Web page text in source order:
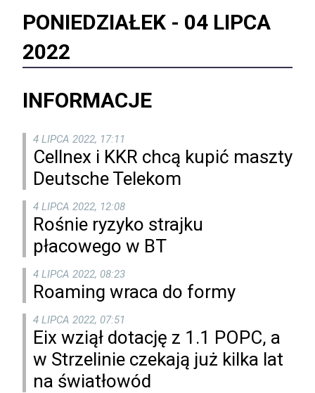
PONIEDZIAŁEK - 04 LIPCA
2022
INFORMACJE
4 LIPCA 2022, 17:11
Cellnex i KKR chcą kupić maszty
Deutsche Telekom
4 LIPCA 2022, 12:08
Rośnie ryzyko strajku
płacowego w BT
4 LIPCA 2022, 08:23
Roaming wraca do formy
4 LIPCA 2022, 07:51
Eix wziął dotację z 1.1 POPC, a
w Strzelinie czekają już kilka lat
na światłowód